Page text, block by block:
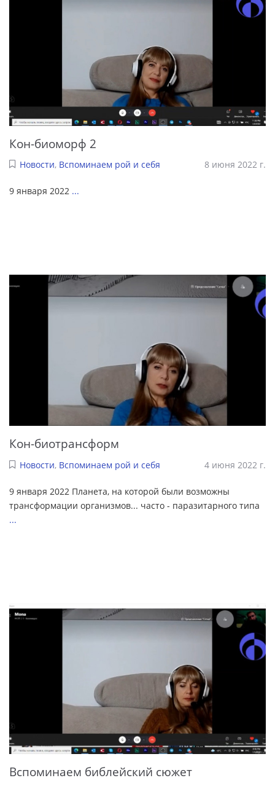
Кон-биоморф 2
Новости, Вспоминаем рой и себя 8 июня 2022 г.
9 января 2022 ...
Кон-биотрансформ
Новости, Вспоминаем рой и себя 4 июня 2022 г.
9 января 2022 Планета, на которой были возможны
трансформации организмов... часто - паразитарного типа
...
Вспоминаем библейский сюжет